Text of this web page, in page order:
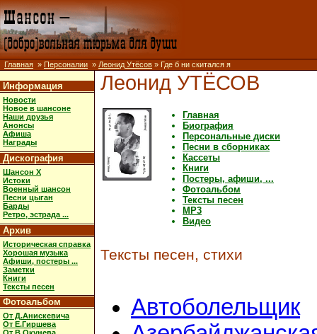
Главная » Персоналии » Леонид Утёсов » Где б ни скитался я
Информация
Новости
Новое в шансоне
Наши друзья
Анонсы
Афиша
Награды
Дискография
Шансон X
Истоки
Военный шансон
Песни цыган
Барды
Ретро, эстрада ...
Архив
Историческая справка
Хорошая музыка
Афиши, постеры ...
Заметки
Книги
Тексты песен
Фотоальбом
От Д.Анискевича
От Е.Гиршева
Леонид УТЁСОВ
Главная
Биография
Персональные диски
Песни в сборниках
Кассеты
Книги
Постеры, афиши, ...
Фотоальбом
Тексты песен
MP3
Видео
Тексты песен, стихи
Автоболельщик